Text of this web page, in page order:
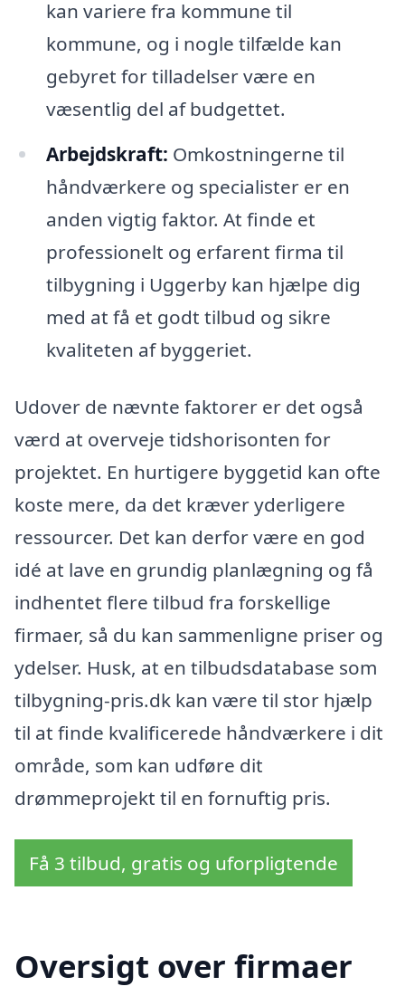
kan variere fra kommune til
kommune, og i nogle tilfælde kan
gebyret for tilladelser være en
væsentlig del af budgettet.
Arbejdskraft: Omkostningerne til
håndværkere og specialister er en
anden vigtig faktor. At finde et
professionelt og erfarent firma til
tilbygning i Uggerby kan hjælpe dig
med at få et godt tilbud og sikre
kvaliteten af byggeriet.
Udover de nævnte faktorer er det også
værd at overveje tidshorisonten for
projektet. En hurtigere byggetid kan ofte
koste mere, da det kræver yderligere
ressourcer. Det kan derfor være en god
idé at lave en grundig planlægning og få
indhentet flere tilbud fra forskellige
firmaer, så du kan sammenligne priser og
ydelser. Husk, at en tilbudsdatabase som
tilbygning-pris.dk kan være til stor hjælp
til at finde kvalificerede håndværkere i dit
område, som kan udføre dit
drømmeprojekt til en fornuftig pris.
Få 3 tilbud, gratis og uforpligtende
Oversigt over firmaer